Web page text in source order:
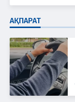
АҚПАРАТ